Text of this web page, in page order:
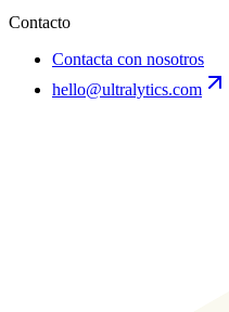
Contacto
Contacta con nosotros
hello@ultralytics.com